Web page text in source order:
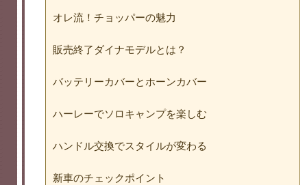
オレ流！チョッパーの魅力
販売終了ダイナモデルとは？
バッテリーカバーとホーンカバー
ハーレーでソロキャンプを楽しむ
ハンドル交換でスタイルが変わる
新車のチェックポイント